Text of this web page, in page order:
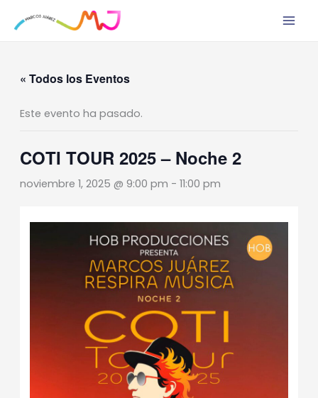
« Todos los Eventos
Este evento ha pasado.
COTI TOUR 2025 – Noche 2
noviembre 1, 2025 @ 9:00 pm - 11:00 pm